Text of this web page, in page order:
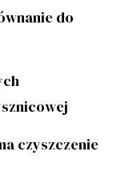
do
czyszczenie